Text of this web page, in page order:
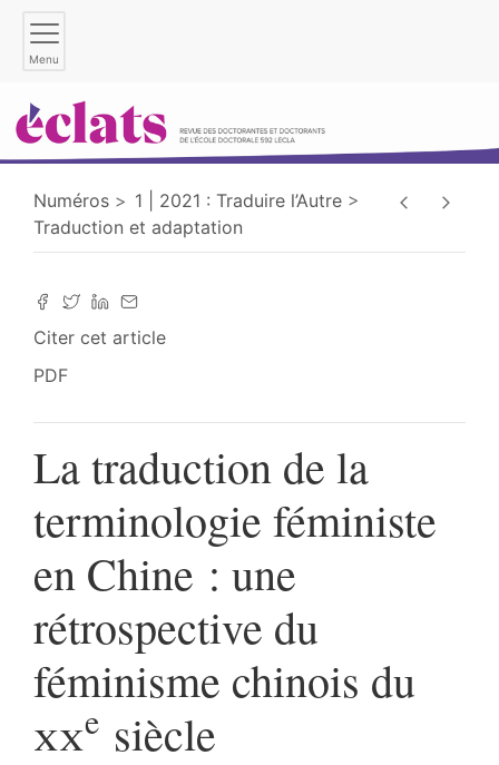
Menu
Numéros
1 | 2021 : Traduire l’Autre
Traduction et adaptation
Citer cet article
PDF
La traduction de la
terminologie féministe
en Chine : une
rétrospective du
féminisme chinois du
xxe siècle